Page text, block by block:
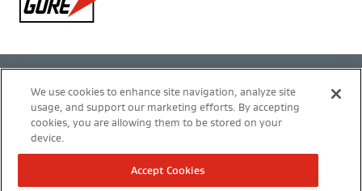
Politique de confidentialité
Gestion des cookies
Conditions d’utilisation
We use cookies to enhance site navigation, analyze site
usage, and support our marketing efforts. By accepting
cookies, you are allowing them to be stored on your
device.
Accept Cookies